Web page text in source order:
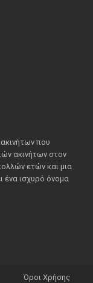
που
ακινήτων στον
ετών και μια
ένα ισχυρό όνομα
Όροι Χρήσης